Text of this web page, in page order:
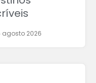
agosto 2026